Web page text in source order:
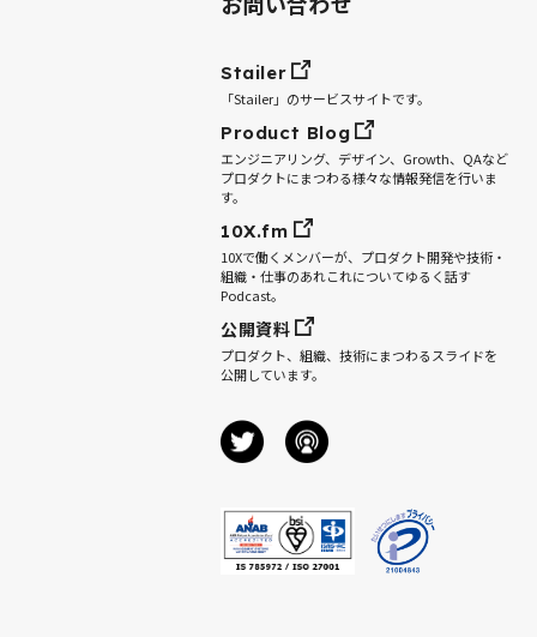
Stailer
「Stailer」のサービスサイトです。
Product Blog
エンジニアリング、デザイン、Growth、QAなど
プロダクトにまつわる様々な情報発信を行いま
す。
10X.fm
10Xで働くメンバーが、プロダクト開発や技術・
組織・仕事のあれこれについてゆるく話す
Podcast。
公開資料
プロダクト、組織、技術にまつわるスライドを
公開しています。